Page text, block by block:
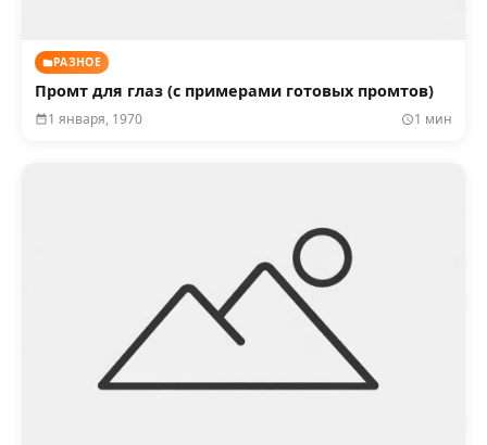
РАЗНОЕ
Промт для глаз (с примерами готовых промтов)
1 января, 1970 1 мин